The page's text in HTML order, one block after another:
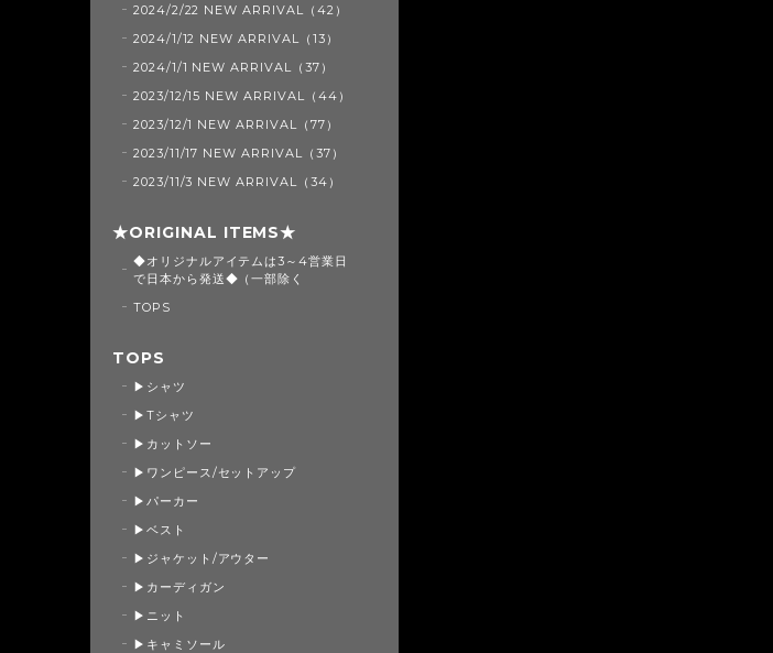
2024/2/22 NEW ARRIVAL（42）
2024/1/12 NEW ARRIVAL（13）
2024/1/1 NEW ARRIVAL（37）
2023/12/15 NEW ARRIVAL（44）
2023/12/1 NEW ARRIVAL（77）
2023/11/17 NEW ARRIVAL（37）
2023/11/3 NEW ARRIVAL（34）
★ORIGINAL ITEMS★
◆オリジナルアイテムは3～4営業日
で日本から発送◆（一部除く
TOPS
TOPS
▶シャツ
▶Tシャツ
▶カットソー
▶ワンピース/セットアップ
▶パーカー
▶ベスト
▶ジャケット/アウター
▶カーディガン
▶ニット
▶キャミソール